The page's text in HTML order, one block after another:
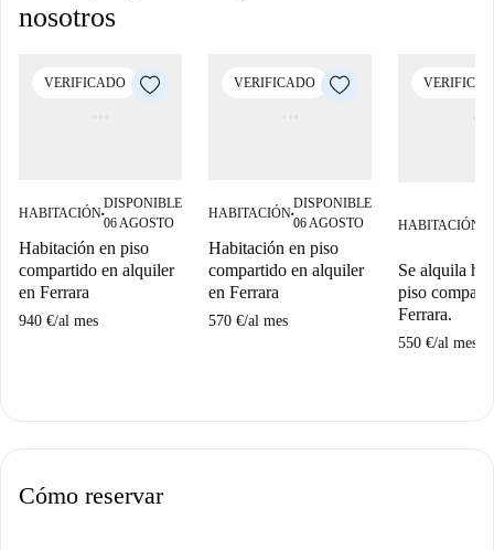
nosotros
VERIFICADO
HABITACIÓN■
DISPONIBLE
06 AGOSTO
Habitación en piso
compartido en alquiler
en Ferrara
940 €/al mes
VERIFICADO
HABITACIÓN■
DISPONIBLE
06 AGOSTO
Habitación en piso
compartido en alquiler
en Ferrara
570 €/al mes
HABITACIÓN
Se alquila
piso
Ferrara.
550 €/al mes
Cómo reservar